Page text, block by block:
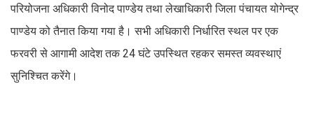
परियोजना अधिकारी विनोद पाण्डेय तथा लेखाधिकारी जिला पंचायत योगेन्द्र
पाण्डेय को तैनात किया गया है। सभी अधिकारी निर्धारित स्थल पर एक
फरवरी से आगामी आदेश तक 24 घंटे उपस्थित रहकर समस्त व्यवस्थाएं
सुनिश्चित करेंगे।